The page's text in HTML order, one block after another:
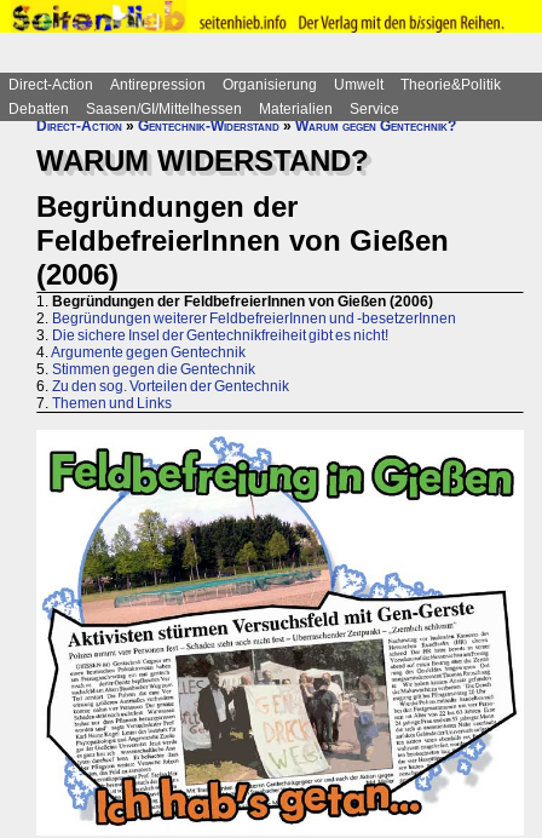
Direct-Action Antirepression Organisierung Umwelt
Theorie&Politik
Debatten
Saasen/GI/Mittelhessen Materialien
Service
Direct-Action»Gentechnik-Widerstand»Warum gegen Gentechnik?
WARUM WIDERSTAND?
Begründungen der
FeldbefreierInnen von Gießen
(2006)
1. Begründungen der FeldbefreierInnen von Gießen (2006)
2. Begründungen weiterer FeldbefreierInnen und -besetzerInnen
3. Die sichere Insel der Gentechnikfreiheit gibt es nicht!
4.Argumente gegen Gentechnik
5. Stimmen gegen die Gentechnik
6. Zu den sog. Vorteilen der Gentechnik
7. Themen und Links